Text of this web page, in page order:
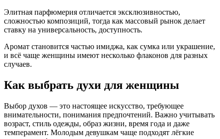
Элитная парфюмерия отличается эксклюзивностью,
сложностью композиций, тогда как массовый рынок делает
ставку на универсальность, доступность.
Аромат становится частью имиджа, как сумка или украшение,
и всё чаще женщины имеют несколько флаконов для разных
случаев.
Как выбрать духи для женщины
Выбор духов — это настоящее искусство, требующее
внимательности, понимания предпочтений. Важно учитывать
возраст, стиль одежды, образ жизни, время года и даже
темперамент. Молодым девушкам чаще подходят лёгкие